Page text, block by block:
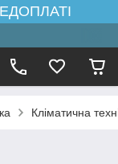
Кліматична